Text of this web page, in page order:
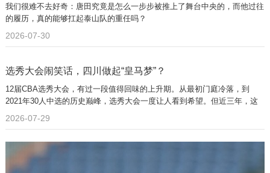
我们很难不去好奇：唐田究竟是怎么一步步被推上了舞台中央的，而他过往
的履历，真的能够扛起泰山队的重任吗？
2026-07-30
选秀大会闹笑话，四川做起“皇马梦”？
12届CBA选秀大会，有过一段值得回味的上升期。从最初门庭冷落，到
2021年30人中选的历史巅峰，选秀大会一度让人看到希望。但近三年，这
股势头又悄悄退了回去。
2026-07-29